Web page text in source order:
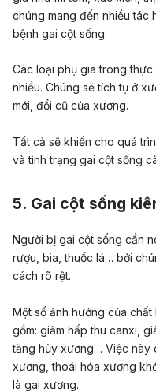
chúng mang đến nhiều tác
bệnh gai cột sống.
Các loại phụ gia trong
nhiều. Chúng sẽ tích tụ ở
mới, đổi cũ của xương.
Tất cả sẽ khiến cho quá
và tình trạng gai cột sống
5. Gai cột sống
Người bị gai cột sống cần
rượu, bia, thuốc lá… bởi
cách rõ rệt.
Một số ảnh hưởng của
gồm: giảm hấp thu canxi,
tăng hủy xương… Việc này
xương , thoái hóa xương
là gai xương.